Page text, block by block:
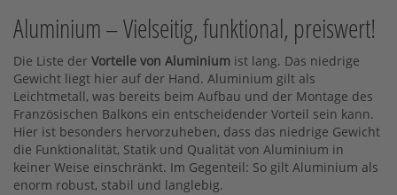
Aluminium – Vielseitig, funktional, preiswert!
Die Liste der Vorteile von Aluminium ist lang. Das niedrige
Gewicht liegt hier auf der Hand. Aluminium gilt als
Leichtmetall, was bereits beim Aufbau und der Montage des
Französischen Balkons ein entscheidender Vorteil sein kann.
Hier ist besonders hervorzuheben, dass das niedrige Gewicht
die Funktionalität, Statik und Qualität von Aluminium in
keiner Weise einschränkt. Im Gegenteil: So gilt Aluminium als
enorm robust, stabil und langlebig.